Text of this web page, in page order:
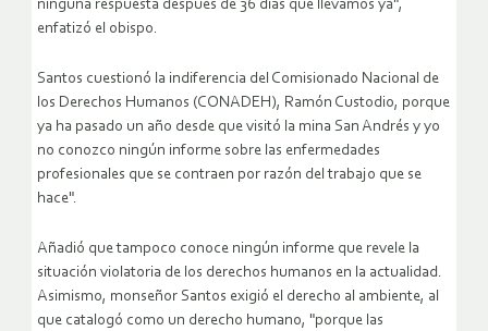
ninguna respuesta después de 36 días que llevamos ya",
enfatizó el obispo.
Santos cuestionó la indiferencia del Comisionado Nacional de
los Derechos Humanos (CONADEH), Ramón Custodio, porque
ya ha pasado un año desde que visitó la mina San Andrés y yo
no conozco ningún informe sobre las enfermedades
profesionales que se contraen por razón del trabajo que se
hace".
Añadió que tampoco conoce ningún informe que revele la
situación violatoria de los derechos humanos en la actualidad.
Asimismo, monseñor Santos exigió el derecho al ambiente, al
que catalogó como un derecho humano, "porque las